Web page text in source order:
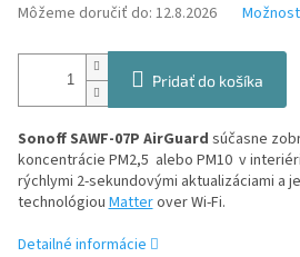
Môžeme doručiť do: 12.8.2026
Pridať do košíka
Sonoff SAWF-07P AirGuard súčasne
koncentrácie PM2,5 alebo PM10 v
rýchlymi 2-sekundovými aktualizáciami a je
technológiouMatterover Wi-Fi.
Detailné informácie